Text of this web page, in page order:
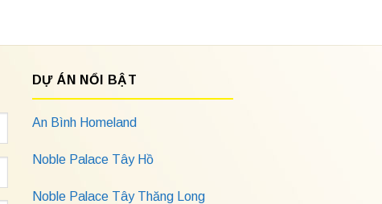
DỰ ÁN NỔI BẬT
An Bình Homeland
Noble Palace Tây Hồ
Noble Palace Tây Thăng Long